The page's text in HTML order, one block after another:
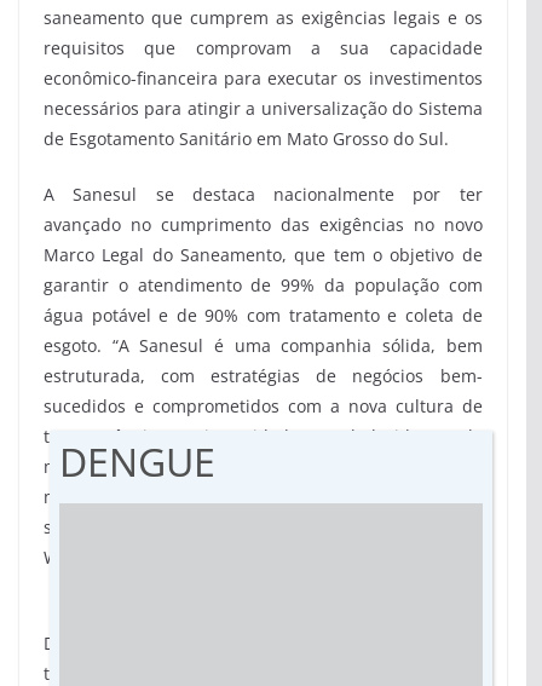
saneamento que cumprem as exigências legais e os
requisitos que comprovam a sua capacidade
econômico-financeira para executar os investimentos
necessários para atingir a universalização do Sistema
de Esgotamento Sanitário em Mato Grosso do Sul.
A Sanesul se destaca nacionalmente por ter
avançado no cumprimento das exigências no novo
Marco Legal do Saneamento, que tem o objetivo de
garantir o atendimento de 99% da população com
água potável e de 90% com tratamento e coleta de
esgoto. “A Sanesul é uma companhia sólida, bem
estruturada, com estratégias de negócios bem-
sucedidos e comprometidos com a nova cultura de
transparência e integridade estabelecidas pelo
marco regulatório. Agora, vamos em busca de novos
mercados, e assim, levar mais qualidade de vida e
saúde para o maior número de pessoas”, reforça
Walter Carneiro Júnior.
Determinada a alcançar a universalização da coleta e
tratamento do esgoto doméstico, e garantir o
DENGUE